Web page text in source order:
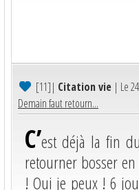
[11]| Citation vie | Le
Demain faut retourn...
C’est déjà la fin
retourner bosser
! Oui je peux ! 6